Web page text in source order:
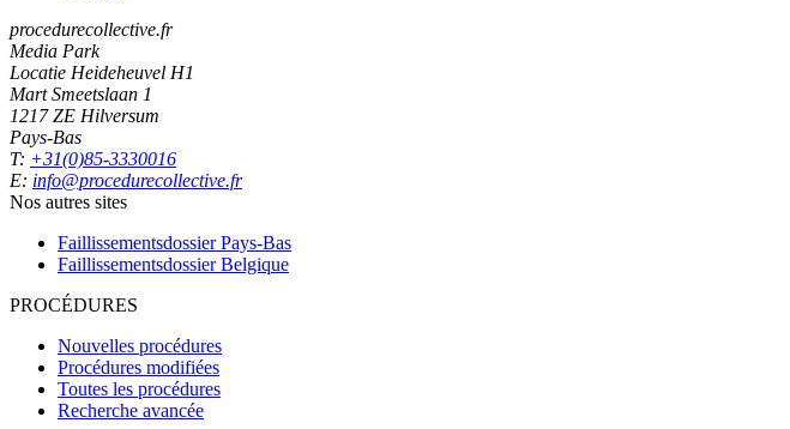
procedurecollective.fr
Media Park
Locatie Heideheuvel H1
Mart Smeetslaan 1
1217 ZE Hilversum
Pays-Bas
T: +31(0)85-3330016
E: info@procedurecollective.fr
Nos autres sites
Faillissementsdossier Pays-Bas
Faillissementsdossier Belgique
PROCÉDURES
Nouvelles procédures
Procédures modifiées
Toutes les procédures
Recherche avancée